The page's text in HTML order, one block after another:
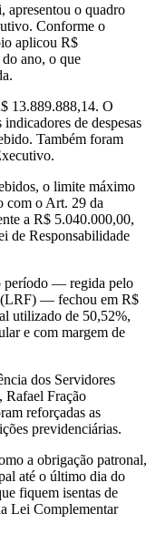
apresentou o quadro
Conforme o
aplicou R$
ano, o que
13.889.888,14. O
de despesas
Também foram
o limite máximo
com o Art. 29 da
a R$ 5.040.000,00,
de Responsabilidade
período — regida pelo
(LRF) — fechou em R$
utilizado de 50,52%,
e com margem de
dos Servidores
Fração
reforçadas as
previdenciárias.
a obrigação patronal,
até o último dia do
fiquem isentas de
Lei Complementar